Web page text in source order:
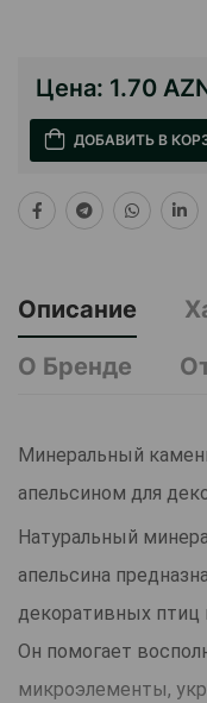
Цена: 1.70
ДОБАВИТЬ В
Описание
О Бренде
Минеральный
апельсином для
Натуральный
апельсина
декоративных
Он помогает
микроэлементы,